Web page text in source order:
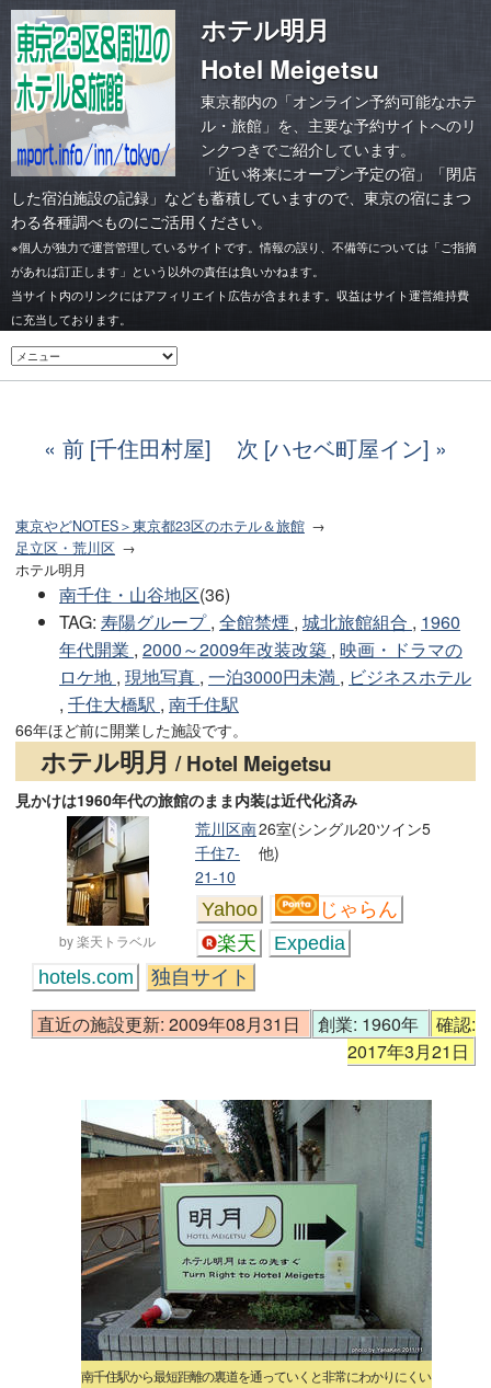
ホテル明月
Hotel Meigetsu
東京都内の「オンライン予約可能なホテ
ル・旅館」を、主要な予約サイトへのリ
ンクつきでご紹介しています。
「近い将来にオープン予定の宿」「閉店
した宿泊施設の記録 」なども蓄積していますので、東京の宿にまつ
わる各種調べものにご活用ください。
※個人が独力で運営管理しているサイトです。情報の誤り、不備等については「ご指摘
があれば訂正します」という以外の責任は負いかねます。
当サイト内のリンクにはアフィリエイト広告が含まれます。収益はサイト運営維持費
に充当しております。
前 [千住田村屋] 次 [ハセベ町屋イン]
東京やどNOTES＞東京都23区のホテル＆旅館
足立区・荒川区
ホテル明月
南千住・山谷地区(36)
TAG: 寿陽グループ, 全館禁煙 , 城北旅館組合 , 1960
年代開業 , 2000～2009年改装改築 , 映画・ドラマの
ロケ地 , 現地写真 , 一泊3000円未満 , ビジネスホテル
, 千住大橋駅 , 南千住駅
66年ほど前に開業した施設です。
ホテル明月 / Hotel Meigetsu
見かけは1960年代の旅館のまま内装は近代化済み
by 楽天トラベル
26室(シングル20ツイン5
他)
荒川区南
千住7-
21-10
Yahoo
じゃらん
楽天
Expedia
hotels.com
独自サイト
直近の施設更新: 2009年08月31日 創業: 1960年
確認:
2017年3月21日
南千住駅から最短距離の裏道を通っていくと非常にわかりにくい